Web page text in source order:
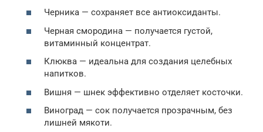
Черника — сохраняет все антиоксиданты.
Черная смородина — получается густой,
витаминный концентрат.
Клюква — идеальна для создания целебных
напитков.
Вишня — шнек эффективно отделяет косточки.
Виноград — сок получается прозрачным, без
лишней мякоти.